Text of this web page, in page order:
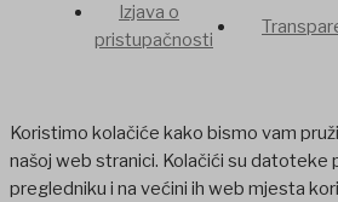
Izjava o
pristupačnosti
Koristimo kolačiće kako bismo vam
našoj web stranici. Kolačići su datoteke
pregledniku i na većini ih web mjesta